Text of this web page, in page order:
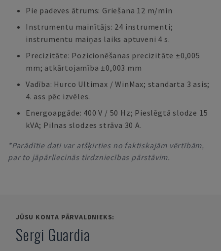
Pie padeves ātrums: Griešana 12 m/min
Instrumentu mainītājs: 24 instrumenti;
instrumentu maiņas laiks aptuveni 4 s.
Precizitāte: Pozicionēšanas precizitāte ±0,005
mm; atkārtojamība ±0,003 mm
Vadība: Hurco Ultimax / WinMax; standarta 3 asis;
4. ass pēc izvēles.
Energoapgāde: 400 V / 50 Hz; Pieslēgtā slodze 15
kVA; Pilnas slodzes strāva 30 A.
*Parādītie dati var atšķirties no faktiskajām vērtībām,
par to jāpārliecinās tirdzniecības pārstāvim.
JŪSU KONTA PĀRVALDNIEKS:
Sergi Guardia